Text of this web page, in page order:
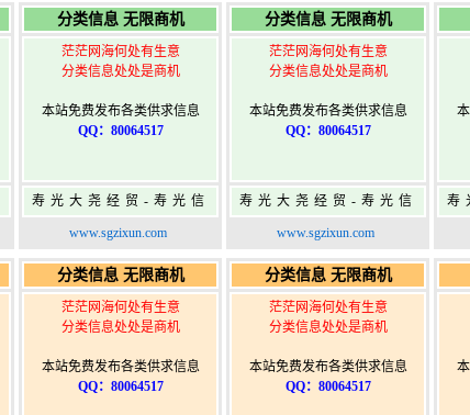
分类信息 无限商机
茫茫网海何处有生意
分类信息处处是商机
本站免费发布各类供求信息
QQ：80064517
寿光大尧经贸-寿光信
息网-免费信息发布网-
www.sgzixun.com
分类信息 无限商机
茫茫网海何处有生意
分类信息处处是商机
本站免费发布各类供求信息
QQ：80064517
寿光大尧经贸-寿光信
息网-免费信息发布网-
www.sgzixun.com
寿
息
分类信息 无限商机
茫茫网海何处有生意
分类信息处处是商机
本站免费发布各类供求信息
QQ：80064517
分类信息 无限商机
茫茫网海何处有生意
分类信息处处是商机
本站免费发布各类供求信息
QQ：80064517